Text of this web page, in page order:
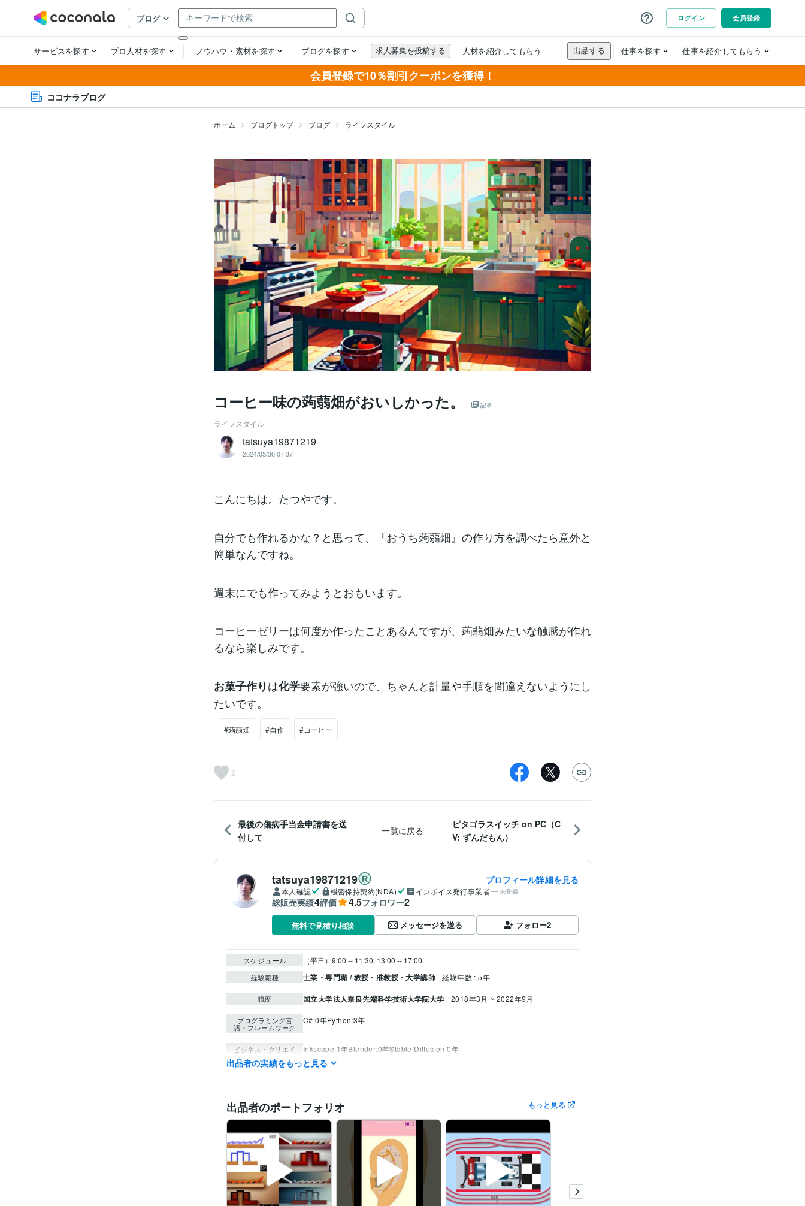
会員登録で10％割引クーポンを獲得！
ココナラブログ
ホーム ブログトップ ブログ ライフスタイル
コーヒー味の蒟蒻畑がおいしかった。 記事
ライフスタイル
tatsuya19871219
2024/05/30 07:37
こんにちは。たつやです。
自分でも作れるかな？と思って、『おうち蒟蒻畑』の作り方を調べたら意外と
簡単なんですね。
週末にでも作ってみようとおもいます。
コーヒーゼリーは何度か作ったことあるんですが、蒟蒻畑みたいな触感が作れ
るなら楽しみです。
お菓子作りは化学要素が強いので、ちゃんと計量や手順を間違えないようにし
たいです。
#蒟蒻畑 #自作 #コーヒー
2
最後の傷病手当金申請書を送
付して
一覧に戻る
ピタゴラスイッチ on PC（C
V: ずんだもん）
tatsuya19871219 プロフィール詳細を見る
本人確認 機密保持契約(NDA) インボイス発行事業者 未登録
総販売実績4評価 4.5フォロワー2
無料で見積り相談 メッセージを送る フォロー2
スケジュール （平日）9:00 -- 11:30, 13:00 -- 17:00
経験職種 士業・専門職 / 教授・准教授・大学講師 経験年数 : 5年
職歴 国立大学法人奈良先端科学技術大学院大学 2018年3月 ~ 2022年9月
プログラミング言
語・フレームワーク
C#:0年Python:3年
ビジネス・クリエイ
ティブツール
Inkscape:1年Blender:0年Stable Diffusion:0年
出品者の実績をもっと見る
出品者のポートフォリオ もっと見る